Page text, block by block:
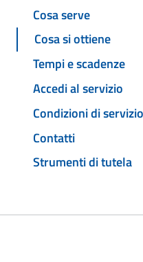
Cosa serve
Cosa si ottiene
Tempi e scadenze
Accedi al servizio
Condizioni di servizio
Contatti
Strumenti di tutela